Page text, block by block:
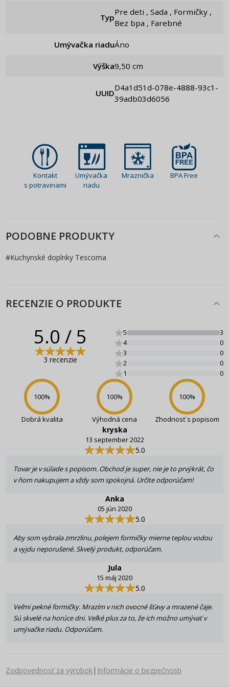
Typ
Pre deti , Sada , Formičky ,
Bez bpa , Farebné
Umývačka riadu Áno
Výška 9,50 cm
UUID
d4a1d51d-078e-4888-93c1-
39adb03d6056
Kontakt
s potravinami
Umývačka
riadu
Mraznička BPA Free
PODOBNE PRODUKTY
#Kuchynské doplnky Tescoma
RECENZIE O PRODUKTE
5.0 / 5
3 recenzie
5
3
4
0
3
0
2
0
1
0
100%
Dobrá kvalita
100%
Výhodná cena
100%
Zhodnosť s popisom
kryska
13 september 2022
5.0
Tovar je v súlade s popisom. Obchod je super, nie je to prvýkrát, čo
v ňom nakupujem a vždy som spokojná. Určite odporúčam!
Anka
05 jún 2020
5.0
Aby som vybrala zmrzlinu, polejem formičky mierne teplou vodou
a vyjdu neporušené. Skvelý produkt, odporúčam.
Jula
15 máj 2020
5.0
Veľmi pekné formičky. Mrazím v nich ovocné šťavy a mrazené čaje.
Sú skvelé na horúce dni. Veľké plus za to, že ich možno umývať v
umývačke riadu. Odporúčam.
Zodpovednosť za výrobok| Informácie o bezpečnosti